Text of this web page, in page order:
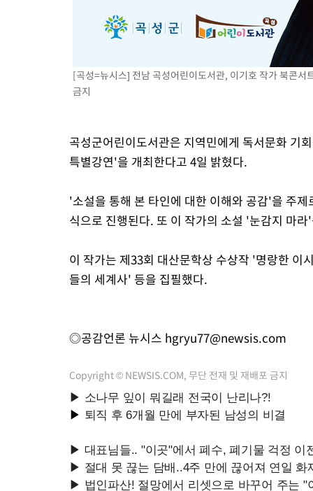
[곡성=뉴시스] 전남 곡성어린이도서관, 이기호 작가 북콘
금지
곡성군어린이도서관은 지역민에게 독서문화 기
특별강연'을 개최한다고 4일 밝혔다.
'소설을 통해 본 타인에 대한 이해와 공감'을 주
식으로 진행된다. 또 이 작가의 소설 '눈감지 마
이 작가는 제33회 대산문학상 수상작 '명랑한 이
들의 세계사' 등을 집필했다.
◎공감언론 뉴시스 hgryu77@newsis.com
Copyright © NEWSIS.COM, 무단 전재 및 재배포 금지